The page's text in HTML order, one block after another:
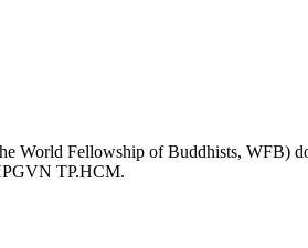
World Fellowship of Buddhists,
TP.HCM.